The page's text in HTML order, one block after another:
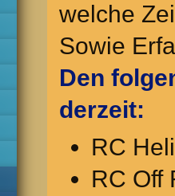
welche
Sowie
Den
derzeit:
RC
RC Off